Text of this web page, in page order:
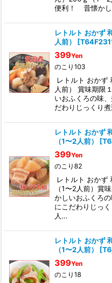
便利！ 昔懐かし
レトルト おかず
人前）
[
399Yen
のこり103
レトルト おかず
人前） 賞味期限
いおふくろの味
だわりじっくり
レトルト おかず
（1〜2人前）
[
399Yen
のこり82
レトルト おかず
（1〜2人前）賞
かしいおふくろ
にこだわりじっ
人…
レトルト おかず
（1〜2人前）
[
399Yen
のこり18